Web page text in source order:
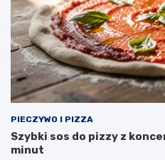
PIECZYWO I PIZZA
Szybki sos do pizzy z
minut